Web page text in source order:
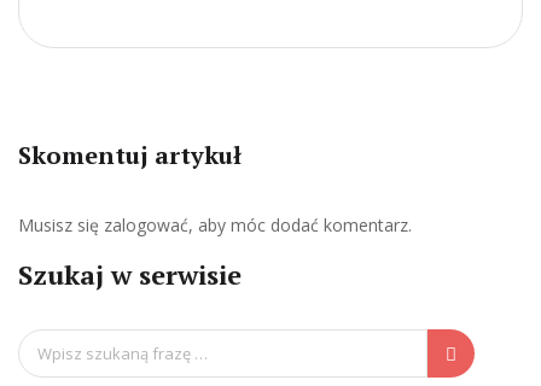
Skomentuj artykuł
Musisz się zalogować, aby móc dodać komentarz.
Szukaj w serwisie
Search
for: